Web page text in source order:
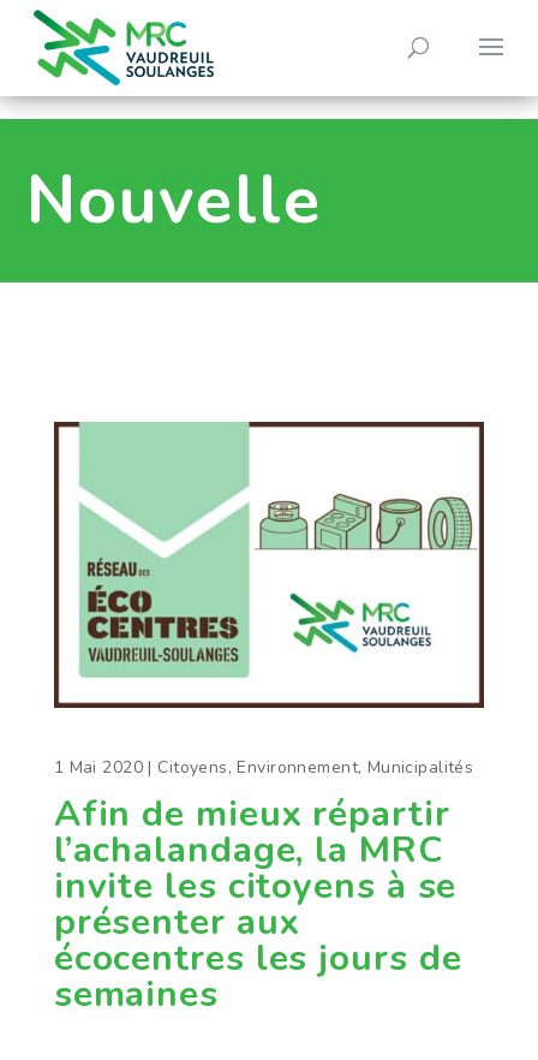
Nouvelle
Afin de mieux répartir
l’achalandage, la MRC
invite les citoyens à se
présenter aux
écocentres les jours de
semaines
1 Mai 2020 | Citoyens,Environnement, Municipalités